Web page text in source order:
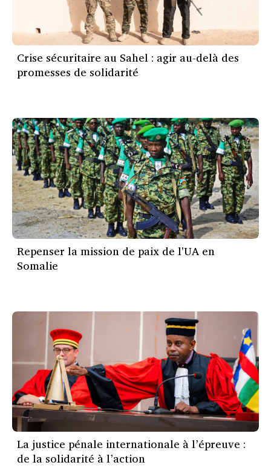
Crise sécuritaire au Sahel : agir au-delà des
promesses de solidarité
Repenser la mission de paix de l'UA en
Somalie
La justice pénale internationale à l’épreuve :
de la solidarité à l’action